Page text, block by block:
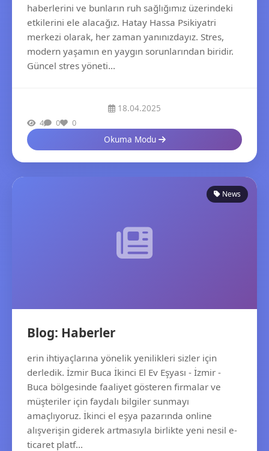
haberlerini ve bunların ruh sağlığımız üzerindeki
etkilerini ele alacağız. Hatay Hassa Psikiyatri
merkezi olarak, her zaman yanınızdayız. Stres,
modern yaşamın en yaygın sorunlarından biridir.
Güncel stres yöneti...
18.04.2025
4 0 0
Okuma Modu
News
Blog: Haberler
erin ihtiyaçlarına yönelik yenilikleri sizler için
derledik. İzmir Buca İkinci El Ev Eşyası - İzmir -
Buca bölgesinde faaliyet gösteren firmalar ve
müşteriler için faydalı bilgiler sunmayı
amaçlıyoruz. İkinci el eşya pazarında online
alışverişin giderek artmasıyla birlikte yeni nesil e-
ticaret platf...